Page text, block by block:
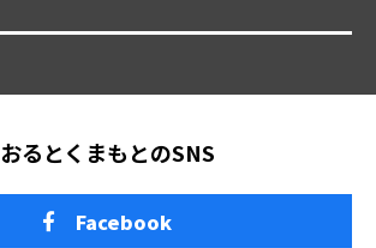
おるとくまもとのSNS
Facebook